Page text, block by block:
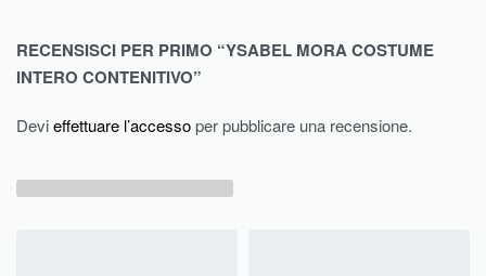
RECENSISCI PER PRIMO “YSABEL MORA COSTUME
INTERO CONTENITIVO”
Devieffettuare l’accessoper pubblicare una recensione.